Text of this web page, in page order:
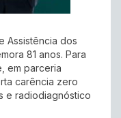
Assistência dos
81 anos. Para
em parceria
carência zero
e radiodiagnóstico